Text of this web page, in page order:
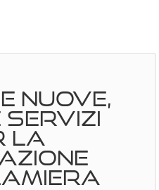
NUOVE,
SERVIZI
LA